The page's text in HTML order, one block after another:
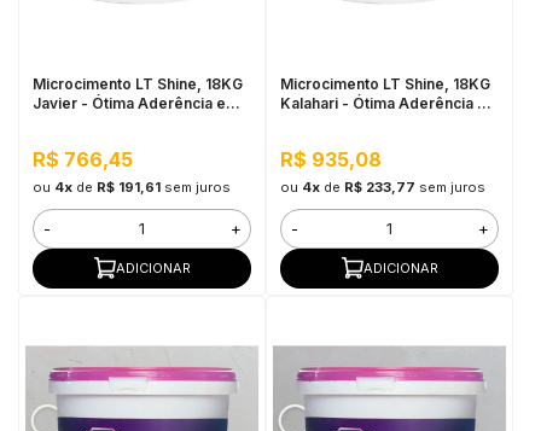
Microcimento LT Shine, 18KG
Javier - Ótima Aderência e
R$ 766,45
ou 4xde R$ 191,61 sem juros
- +
ADICIONAR
Microcimento LT Shine, 18KG
Kalahari - Ótima Aderência e
R$ 935,08
ou 4xde R$ 233,77 sem juros
- +
ADICIONAR